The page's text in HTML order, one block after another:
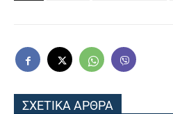
ΣΧΕΤΙΚΑ ΑΡΘΡΑ